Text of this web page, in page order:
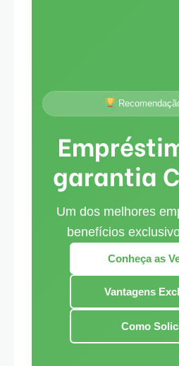
garantia
Um dos melhores
benefícios
Conheça as
Vantagens
Como